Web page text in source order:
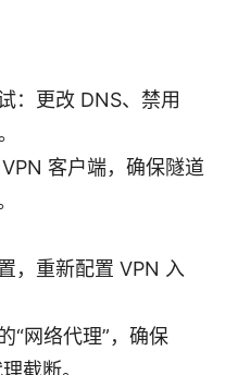
：更改 DNS、禁用
客户端，确保隧道
，重新配置 VPN 入
“网络代理”，确保
截断。